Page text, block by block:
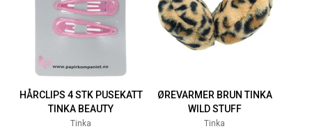
HÅRCLIPS 4 STK PUSEKATT
TINKA BEAUTY
Tinka
ØREVARMER BRUN TINKA
WILD STUFF
Tinka